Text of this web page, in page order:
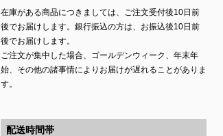
在庫がある商品につきましては、ご注文受付後10日前
後でお届けします。銀行振込の方は、お振込後10日前
後でお届けします。
ご注文が集中した場合、ゴールデンウィーク、年末年
始、その他の諸事情によりお届けが遅れることがありま
す。
配送時間帯